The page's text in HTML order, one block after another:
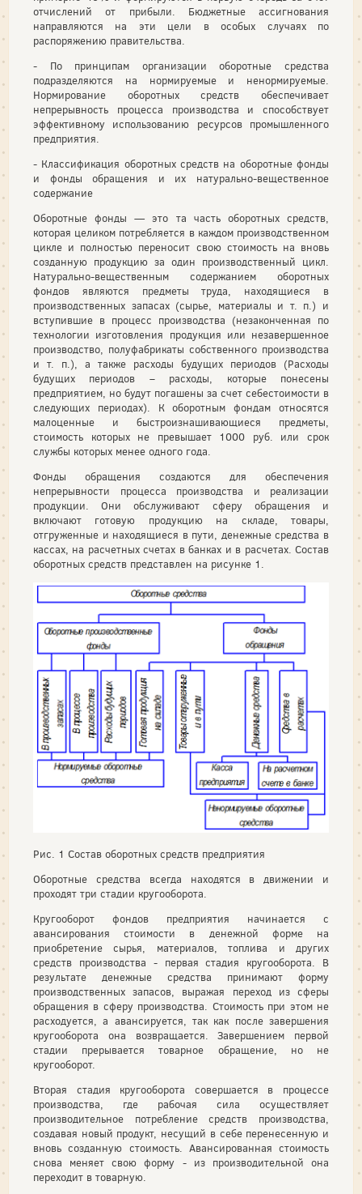
отчислений от прибыли. Бюджетные ассигнования
направляются на эти цели в особых случаях по
распоряжению правительства.
- По принципам организации оборотные средства
подразделяются на нормируемые и ненормируемые.
Нормирование оборотных средств обеспечивает
непрерывность процесса производства и способствует
эффективному использованию ресурсов промышленного
предприятия.
- Классификация оборотных средств на оборотные фонды
и фонды обращения и их натурально-вещественное
содержание
Оборотные фонды — это та часть оборотных средств,
которая целиком потребляется в каждом производственном
цикле и полностью переносит свою стоимость на вновь
созданную продукцию за один производственный цикл.
Натурально-вещественным содержанием оборотных
фондов являются предметы труда, находящиеся в
производственных запасах (сырье, материалы и т. п.) и
вступившие в процесс производства (незаконченная по
технологии изготовления продукция или незавершенное
производство, полуфабрикаты собственного производства
и т. п.), а также расходы будущих периодов (Расходы
будущих периодов – расходы, которые понесены
предприятием, но будут погашены за счет себестоимости в
следующих периодах). К оборотным фондам относятся
малоценные и быстроизнашивающиеся предметы,
стоимость которых не превышает 1000 руб. или срок
службы которых менее одного года.
Фонды обращения создаются для обеспечения
непрерывности процесса производства и реализации
продукции. Они обслуживают сферу обращения и
включают готовую продукцию на складе, товары,
отгруженные и находящиеся в пути, денежные средства в
кассах, на расчетных счетах в банках и в расчетах. Состав
оборотных средств представлен на рисунке 1.
Рис. 1 Состав оборотных средств предприятия
Оборотные средства всегда находятся в движении и
проходят три стадии кругооборота.
Кругооборот фондов предприятия начинается с
авансирования стоимости в денежной форме на
приобретение сырья, материалов, топлива и других
средств производства - первая стадия кругооборота. В
результате денежные средства принимают форму
производственных запасов, выражая переход из сферы
обращения в сферу производства. Стоимость при этом не
расходуется, а авансируется, так как после завершения
кругооборота она возвращается. Завершением первой
стадии прерывается товарное обращение, но не
кругооборот.
Вторая стадия кругооборота совершается в процессе
производства, где рабочая сила осуществляет
производительное потребление средств производства,
создавая новый продукт, несущий в себе перенесенную и
вновь созданную стоимость. Авансированная стоимость
снова меняет свою форму - из производительной она
переходит в товарную.